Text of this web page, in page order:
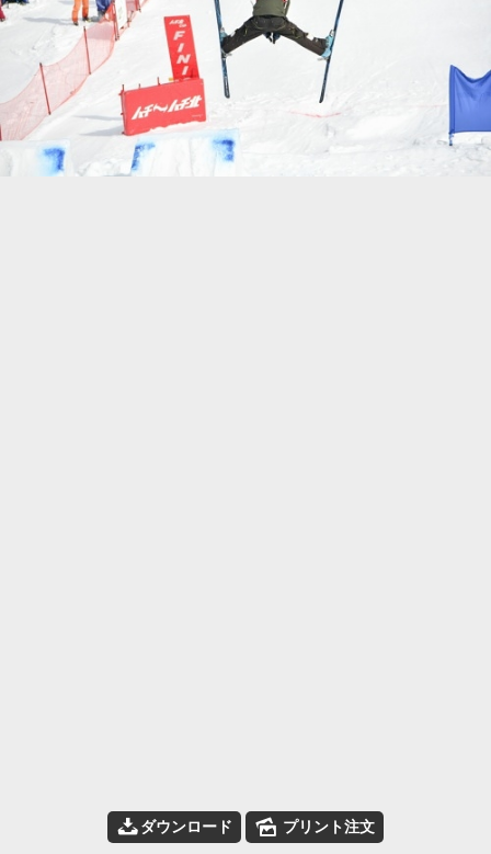
📥ダウンロード 🌄 プリント注文